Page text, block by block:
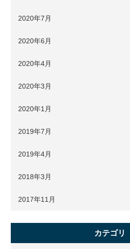
2020年7月
2020年6月
2020年4月
2020年3月
2020年1月
2019年7月
2019年4月
2018年3月
2017年11月
カテゴリ